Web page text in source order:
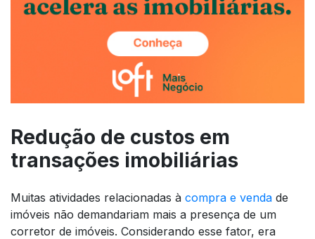
Redução de custos em
transações imobiliárias
Muitas atividades relacionadas à compra e venda de
imóveis não demandariam mais a presença de um
corretor de imóveis. Considerando esse fator, era